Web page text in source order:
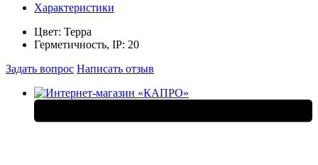
Характеристики
Цвет: Терра
Герметичность, IP: 20
Задать вопрос Написать отзыв